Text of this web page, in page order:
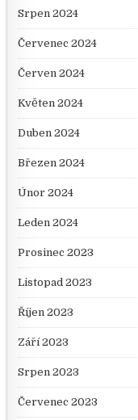
Srpen 2024
Červenec 2024
Červen 2024
Květen 2024
Duben 2024
Březen 2024
Únor 2024
Leden 2024
Prosinec 2023
Listopad 2023
Říjen 2023
Září 2023
Srpen 2023
Červenec 2023